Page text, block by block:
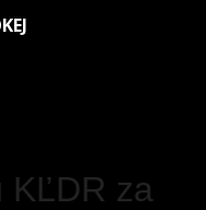
KĽDR za